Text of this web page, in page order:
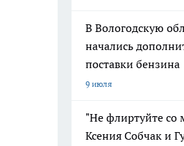
В Вологодскую
начались
поставки бензина
9 июля
"Не флиртуйте со
Ксения Собчак и